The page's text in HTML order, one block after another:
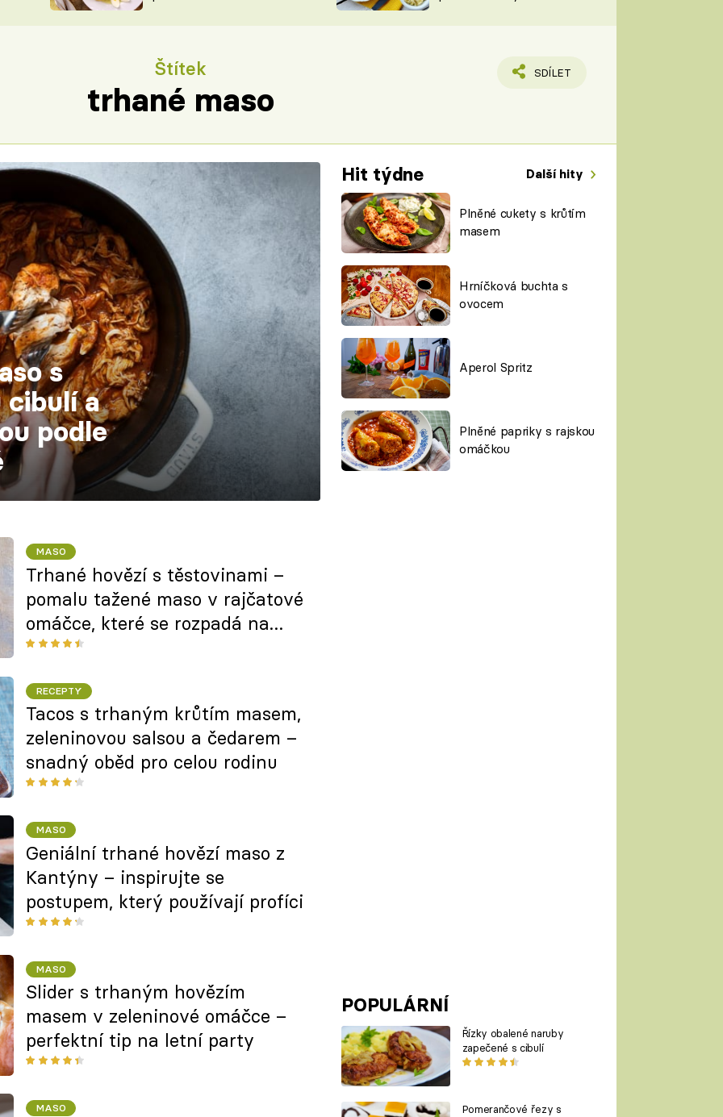
NA NÁKUPECH
ŠÉFREDAKTORKY
Štítek
trhané maso
SDÍLET
Hit týdne Další hity
Plněné cukety s krůtím
masem
Hrníčková buchta s
ovocem
Aperol Spritz
Plněné papriky s rajskou
omáčkou
POPULÁRNÍ
Řízky obalené naruby
zapečené s cibulí
Pomerančové řezy s
s
cibulí a
podle
MASO
Trhané hovězí s těstovinami –
pomalu tažené maso v rajčatové
omáčce, které se rozpadá na
jazyku
RECEPTY
Tacos s trhaným krůtím masem,
zeleninovou salsou a čedarem –
snadný oběd pro celou rodinu
MASO
Geniální trhané hovězí maso z
Kantýny – inspirujte se
postupem, který používají profíci
MASO
Slider s trhaným hovězím
masem v zeleninové omáčce –
perfektní tip na letní party
MASO